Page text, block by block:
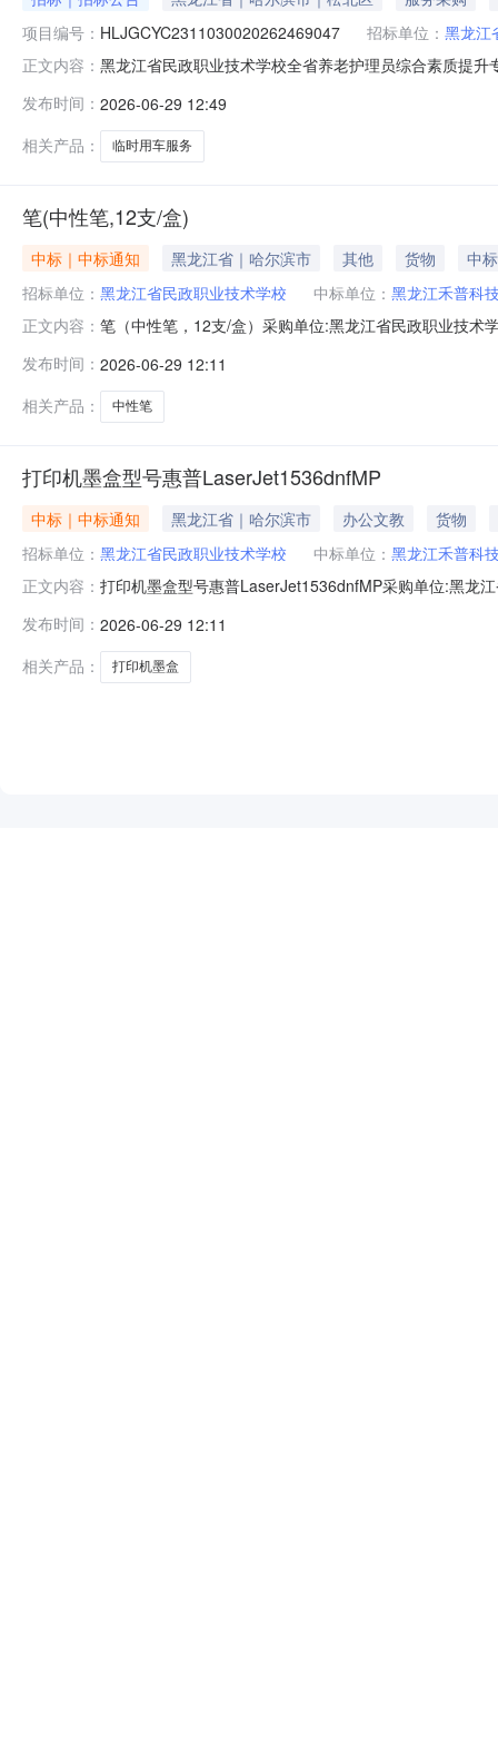
项目编号： HLJGCYC2311030020262469047 招标单位： 黑龙江
正文内容： 黑龙江省民政职业技术学校全省养老护理员综合素质提
册的供应商。二、落实其他政府采购政策满足的需求：
平台运营。发布时间：2026-06-291
发布时间： 2026-06-29 12:49
相关产品：
临时用车服务
笔(中性笔,12支/盒)
中标｜中标通知 黑龙江省｜哈尔滨市 其他 货物
中
招标单位： 黑龙江省民政职业技术学校 中标单位： 黑龙江禾普科
正文内容： 笔（中性笔，12支/盒）采购单位:黑龙江省民政职业技
发布时间： 2026-06-29 12:11
相关产品：
中性笔
打印机墨盒型号惠普LaserJet1536dnfMP
中标｜中标通知 黑龙江省｜哈尔滨市 办公文教
货物
招标单位： 黑龙江省民政职业技术学校 中标单位： 黑龙江禾普科
正文内容： 打印机墨盒型号惠普LaserJet1536dnfMP采购单位:黑龙
发布时间： 2026-06-29 12:11
相关产品：
打印机墨盒